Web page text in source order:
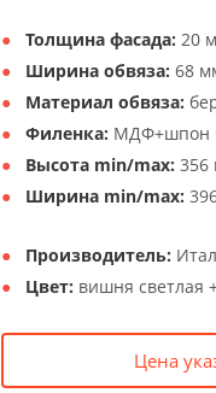
Толщина фасада: 20
Ширина обвяза: 68
Материал обвяза:
Филенка: МДФ+шпон
Высота min/max: 356
Ширина min/max:
Производитель:
Цвет: вишня светлая
Цена